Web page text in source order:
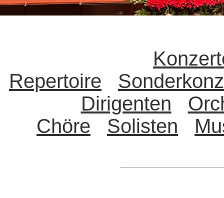
Repertoire
Dirigenten
Chöre
Solisten